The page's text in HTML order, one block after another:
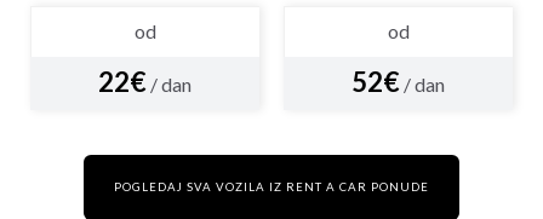
od
22€ / dan
od
52€ / dan
POGLEDAJ SVA VOZILA IZ RENT A CAR PONUDE